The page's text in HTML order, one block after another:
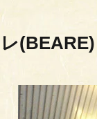
(BEARE)